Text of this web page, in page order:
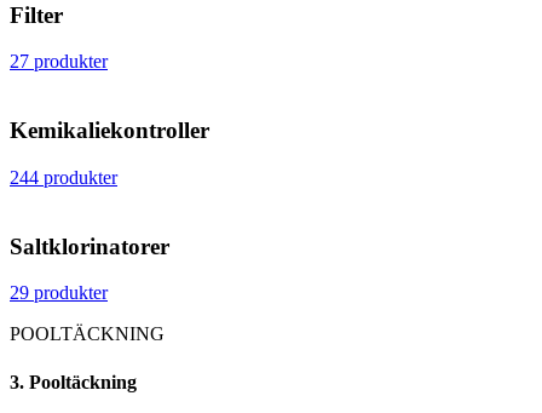
Filter
27 produkter
Kemikaliekontroller
244 produkter
Saltklorinatorer
29 produkter
POOLTÄCKNING
3. Pooltäckning